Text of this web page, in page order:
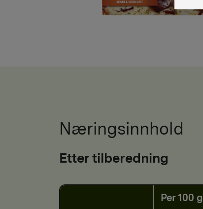
Næringsinnhold
Etter tilberedning
Per 100 g